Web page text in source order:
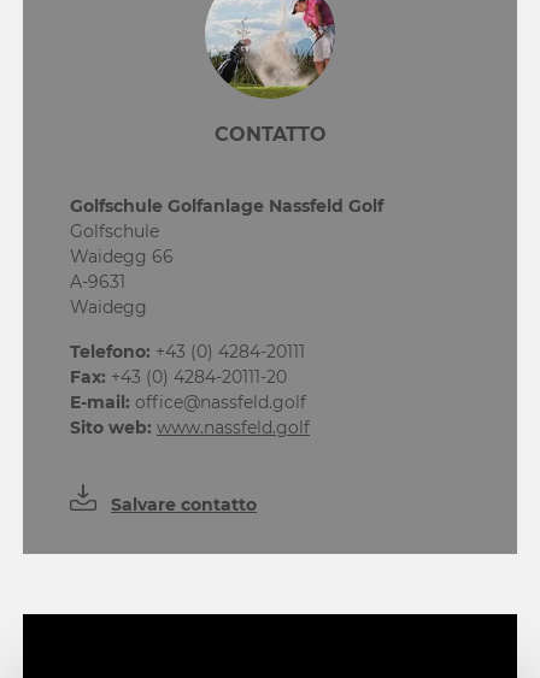
CONTATTO
Golfschule Golfanlage Nassfeld Golf
Golfschule
Waidegg 66
A-9631
Waidegg
Telefono: +43 (0) 4284-20111
Fax: +43 (0) 4284-20111-20
E-mail: office@nassfeld.golf
Sito web: www.nassfeld.golf
Salvare contatto